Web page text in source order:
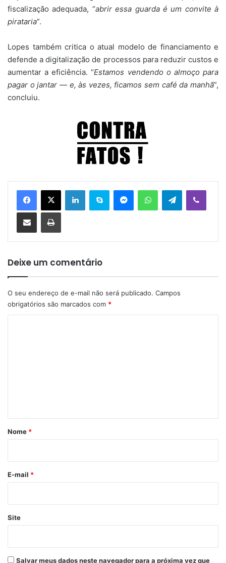
fiscalização adequada, “abrir essa guarda é um convite à
pirataria”.
Lopes também critica o atual modelo de financiamento e
defende a digitalização de processos para reduzir custos e
aumentar a eficiência. “Estamos vendendo o almoço para
pagar o jantar — e, às vezes, ficamos sem café da manhã”,
concluiu.
Telegram
Deixe um comentário
O seu endereço de e-mail não será publicado. Campos
obrigatórios são marcados com *
r
*
Nome *
E-mail *
Site
Salvar meus dados neste navegador para a próxima vez que